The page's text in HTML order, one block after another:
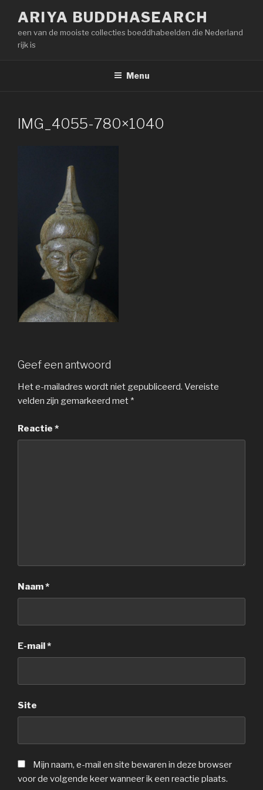
inhoud
springen
ARIYA BUDDHASEARCH
een van de mooiste collecties boeddhabeelden die Nederland
rijk is
Menu
IMG_4055-780×1040
Geef een antwoord
Het e-mailadres wordt niet gepubliceerd. Vereiste
velden zijn gemarkeerd met *
Reactie *
Naam*
E-mail*
Site
Mijn naam, e-mail en site bewaren in deze browser
voor de volgende keer wanneer ik een reactie plaats.